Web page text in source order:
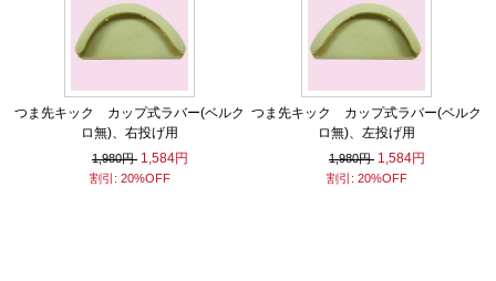
つま先キック カップ式ラバー(ベルク
ロ無)、右投げ用
1,980円 1,584円
割引: 20%OFF
つま先キック カップ式ラバー(ベルク
ロ無)、左投げ用
1,980円 1,584円
割引: 20%OFF